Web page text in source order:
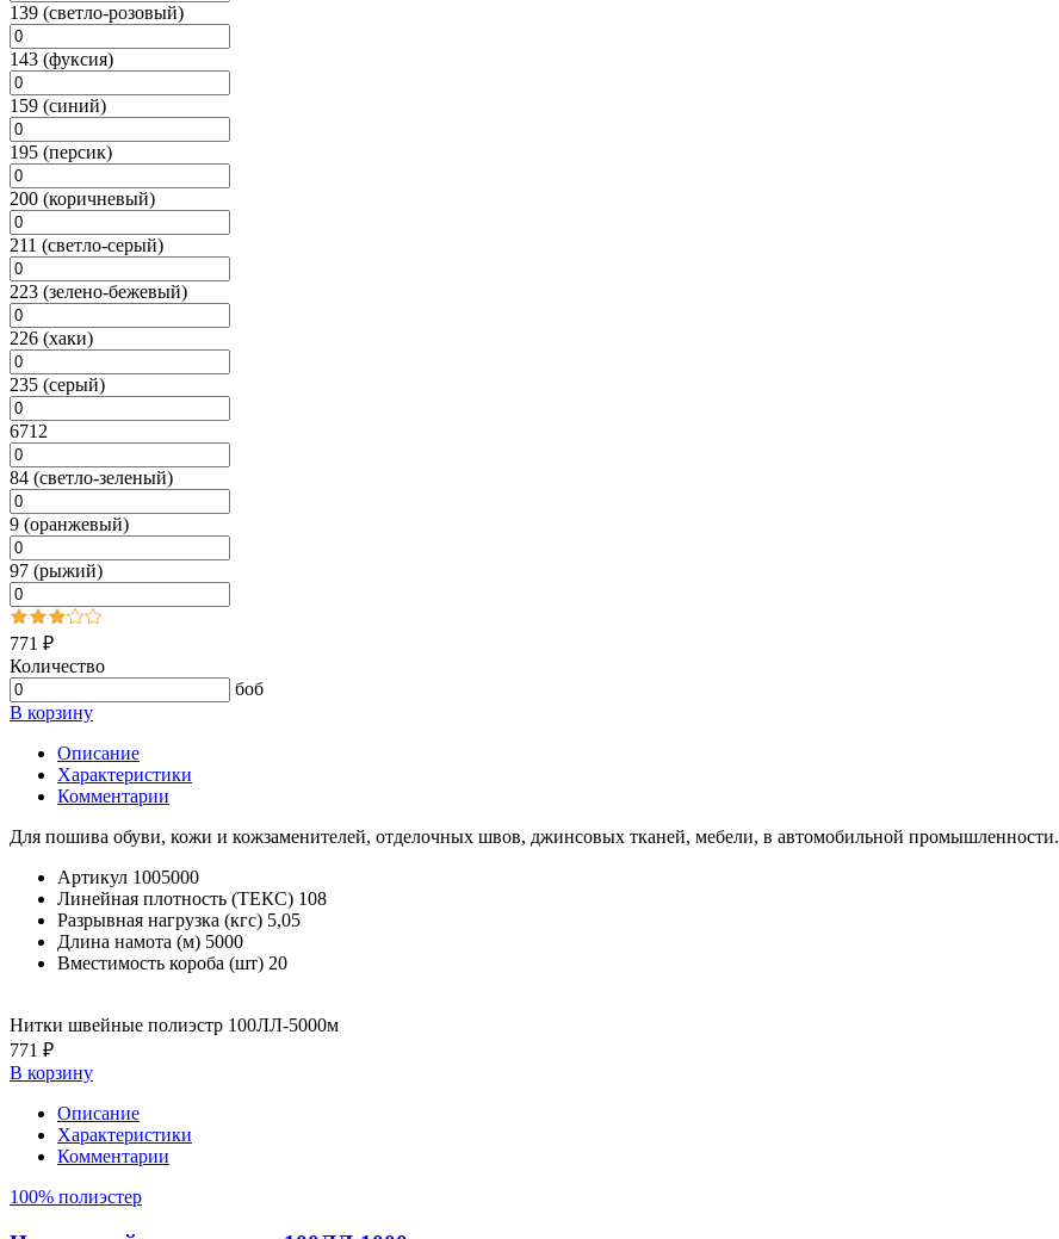
139 (светло-розовый)
143 (фуксия)
159 (синий)
195 (персик)
200 (коричневый)
211 (светло-серый)
223 (зелено-бежевый)
226 (хаки)
235 (серый)
6712
84 (светло-зеленый)
9 (оранжевый)
97 (рыжий)
771 ₽
Количество
боб
В корзину
Описание
Характеристики
Комментарии
Для пошива обуви, кожи и кожзаменителей, отделочных швов, джинсовых тканей, мебели, в автомобильной промышленности.
Артикул 1005000
Линейная плотность (ТЕКС) 108
Разрывная нагрузка (кгс) 5,05
Длина намота (м) 5000
Вместимость короба (шт) 20
Нитки швейные полиэстр 100ЛЛ-5000м
771 ₽
В корзину
Описание
Характеристики
Комментарии
100% полиэстер